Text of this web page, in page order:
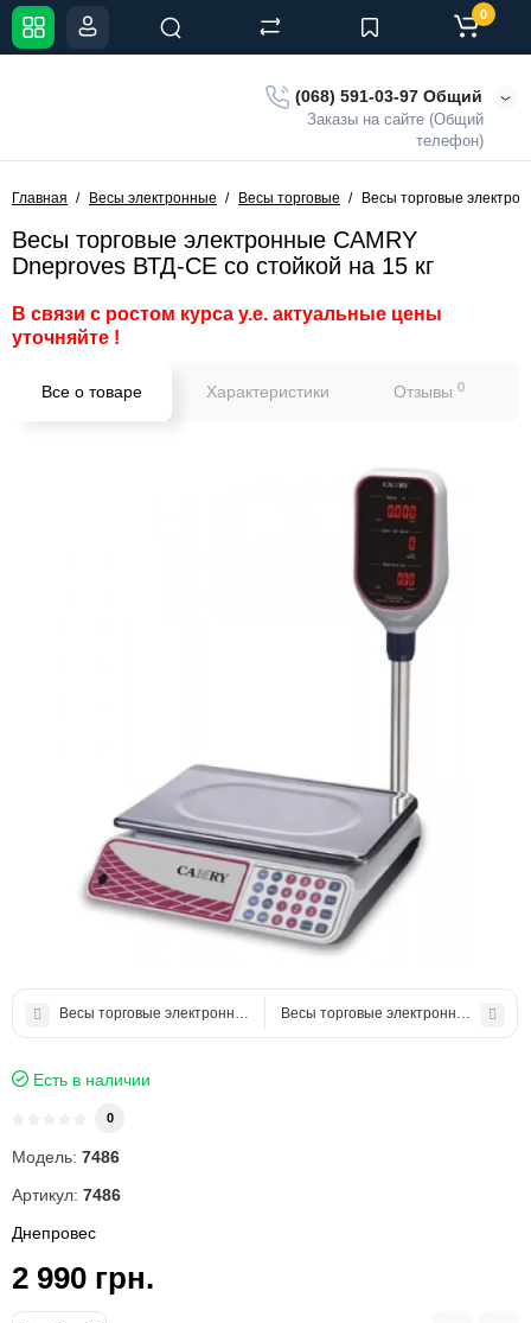
(068) 591-03-97 Общий
Заказы на сайте (Общий
телефон)
0
Главная Весы электронные Весы торговые Весы торговые
Весы торговые электронные CAMRY
Dneproves ВТД-СЕ со стойкой на 15 кг
В связи с ростом курса у.е. актуальные цены
уточняйте !
Все о товаре Характеристики Отзывы 0
Весы торговые электронные Certus CTPд со стойкой 6кг
Весы торговые электронные
Есть в наличии
0
Модель: 7486
Артикул: 7486
Днепровес
2 990 грн.